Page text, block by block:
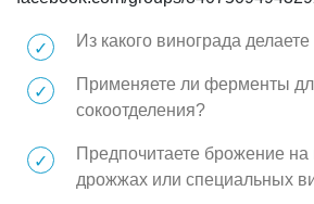
Из какого винограда
Применяете ли ферменты
сокоотделения?
Предпочитаете брожение на
дрожжах или специальных